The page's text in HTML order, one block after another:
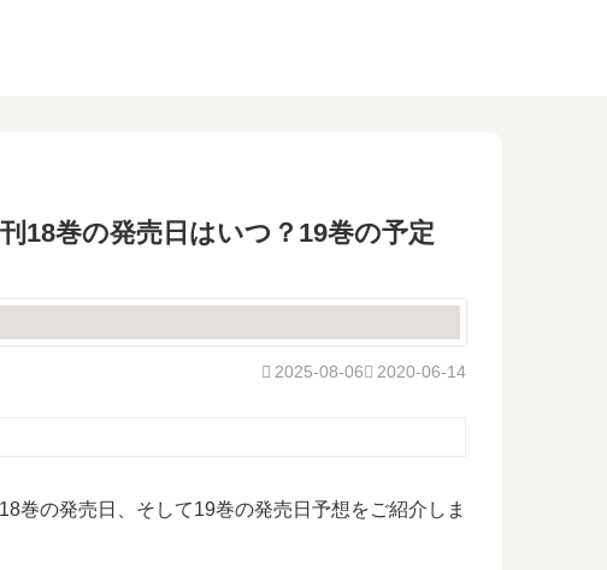
18巻の発売日はいつ？19巻の予定
2020-06-14
2025-08-06
巻の発売日、そして19巻の発売日予想をご紹介しま